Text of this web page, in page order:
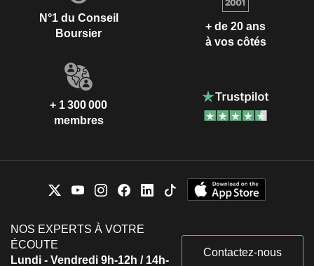
N°1 du Conseil
Boursier
+ de 20 ans
à vos côtés
+ 1 300 000
membres
NOS EXPERTS À VOTRE
ÉCOUTE
Lundi - Vendredi 9h-12h / 14h-
Contactez-nous